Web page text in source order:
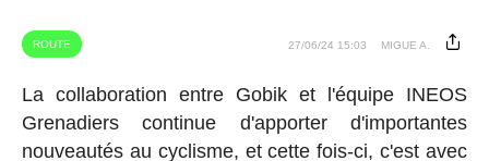
ROUTE 27/06/24 15:03 MIGUE A.
La collaboration entre Gobik et l'équipe INEOS
Grenadiers continue d'apporter d'importantes
nouveautés au cyclisme, et cette fois-ci, c'est avec